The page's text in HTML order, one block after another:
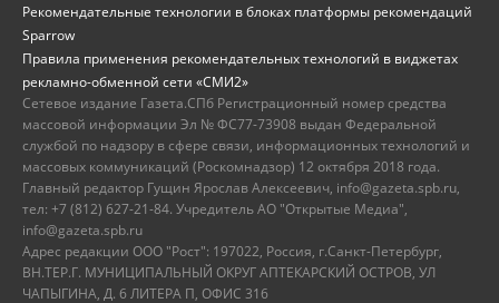
Рекомендательные технологии в блоках платформы рекомендаций
Sparrow
Правила применения рекомендательных технологий в виджетах
рекламно-обменной сети «СМИ2»
Сетевое издание Газета.СПб Регистрационный номер средства
массовой информации Эл № ФС77-73908 выдан Федеральной
службой по надзору в сфере связи, информационных технологий и
массовых коммуникаций (Роскомнадзор) 12 октября 2018 года.
Главный редактор Гущин Ярослав Алексеевич, info@gazeta.spb.ru,
тел: +7 (812) 627-21-84. Учредитель АО "Открытые Медиа",
info@gazeta.spb.ru
Адрес редакции ООО "Рост": 197022, Россия, г.Санкт-Петербург,
ВН.ТЕР.Г. МУНИЦИПАЛЬНЫЙ ОКРУГ АПТЕКАРСКИЙ ОСТРОВ, УЛ
ЧАПЫГИНА, Д. 6 ЛИТЕРА П, ОФИС 316